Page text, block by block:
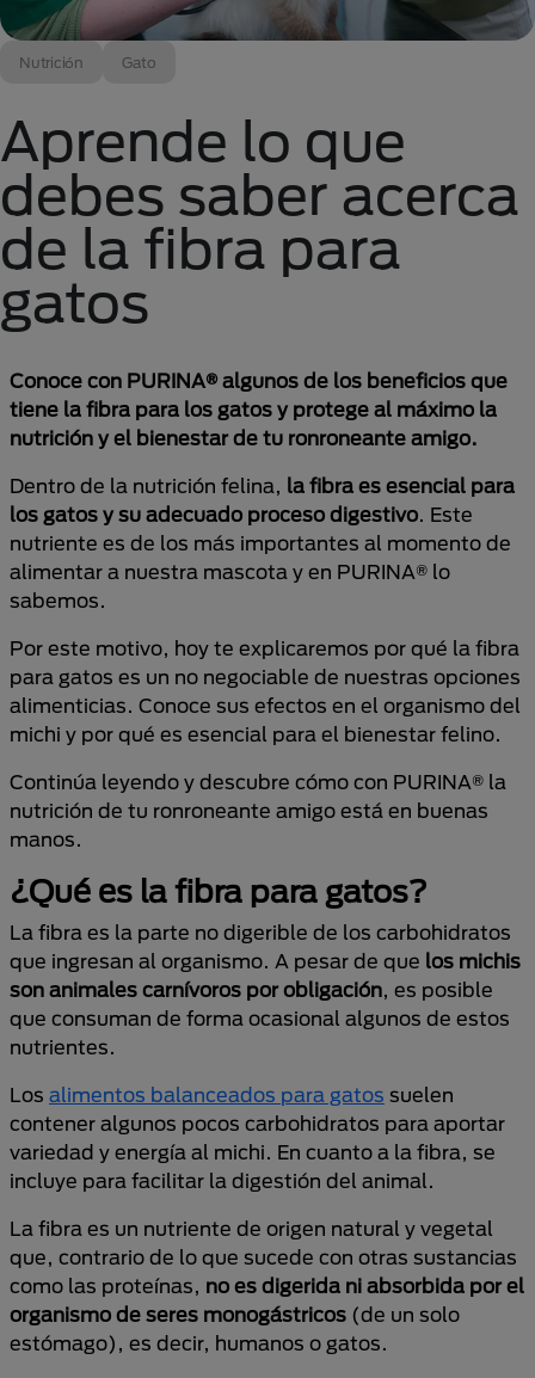
Nutrición Gato
Aprende lo que
debes saber acerca
de la fibra para
gatos
Conoce con PURINA® algunos de los beneficios que
tiene la fibra para los gatos y protege al máximo la
nutrición y el bienestar de tu ronroneante amigo.
Dentro de la nutrición felina, la fibra es esencial para
los gatos y su adecuado proceso digestivo. Este
nutriente es de los más importantes al momento de
alimentar a nuestra mascota y en PURINA® lo
sabemos.
Por este motivo, hoy te explicaremos por qué la fibra
para gatos es un no negociable de nuestras opciones
alimenticias. Conoce sus efectos en el organismo del
michi y por qué es esencial para el bienestar felino.
Continúa leyendo y descubre cómo con PURINA® la
nutrición de tu ronroneante amigo está en buenas
manos.
¿Qué es la fibra para gatos?
La fibra es la parte no digerible de los carbohidratos
que ingresan al organismo. A pesar de que los michis
son animales carnívoros por obligación, es posible
que consuman de forma ocasional algunos de estos
nutrientes.
Los alimentos balanceados para gatos suelen
contener algunos pocos carbohidratos para aportar
variedad y energía al michi. En cuanto a la fibra, se
incluye para facilitar la digestión del animal.
La fibra es un nutriente de origen natural y vegetal
que, contrario de lo que sucede con otras sustancias
como las proteínas, no es digerida ni absorbida por el
organismo de seres monogástricos (de un solo
estómago), es decir, humanos o gatos.